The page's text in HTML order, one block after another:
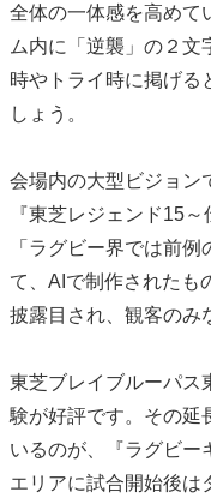
全体の一体感を高めて
ム内に「逆襲」の２
時やトライ時に掲げる
しょう。
会場内の大型ビジョン
『東芝レジェンド15
「ラグビー界では前
て、AIで制作されたも
披露目され、観客のみ
東芝ブレイブルーパス
験が好評です。その延
いるのが、『ラグビー
エリアに試合開始後は